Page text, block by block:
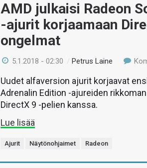
AMD julkaisi Radeon
-ajurit korjaamaan
ongelmat
5.1.2018 - 02:30 /Petrus Laine
Uudet alfaversion ajurit korjaavat
Adrenalin Edition -ajureiden
DirectX 9 -pelien kanssa.
Lue lisää
Ajurit Näytönohjaimet Radeon